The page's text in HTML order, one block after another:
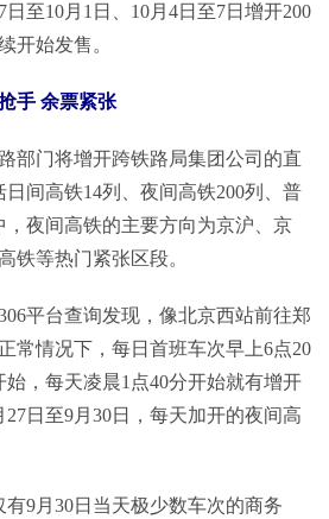
至10月1日、10月4日至7日增开200
开始发售。
手 余票紧张
门将增开跨铁路局集团公司的直
间高铁14列、夜间高铁200列、普
，夜间高铁的主要方向为京沪、京
铁等热门紧张区段。
平台查询发现，像北京西站前往郑
常情况下，每日首班车次早上6点20
，每天凌晨1点40分开始就有增开
日至9月30日，每天加开的夜间高
9月30日当天极少数车次的商务